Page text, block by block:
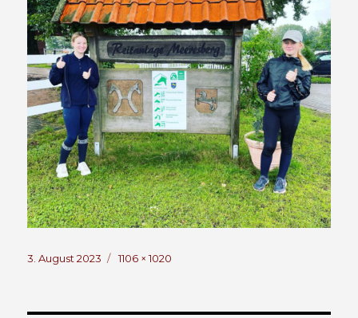
Veröffentlicht
3. August 2023
Volle
1106 × 1020